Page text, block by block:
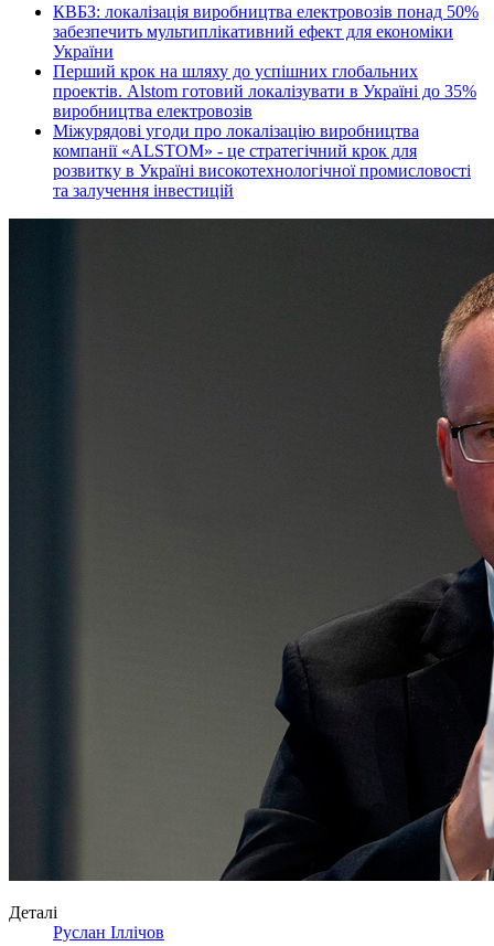
КВБЗ: локалізація виробництва електровозів понад 50%
забезпечить мультиплікативний ефект для економіки
України
Перший крок на шляху до успішних глобальних
проектів. Alstom готовий локалізувати в Україні до 35%
виробництва електровозів
Міжурядові угоди про локалізацію виробництва
компанії «ALSTOM» - це стратегічний крок для
розвитку в Україні високотехнологічної промисловості
та залучення інвестицій
Деталі
Руслан Іллічов